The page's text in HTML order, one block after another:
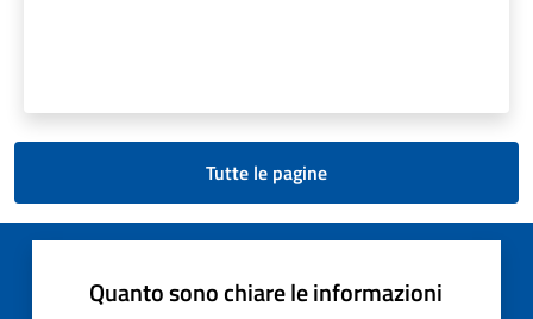
Tutte le pagine
Quanto sono chiare le informazioni